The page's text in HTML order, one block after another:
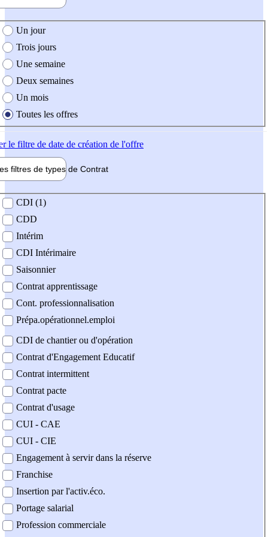
création de l'offre
Un jour
Trois jours
Une semaine
Deux semaines
Un mois
Toutes les offres
le filtre de date de création de l'offre
filtres de types de Contrat
contrat
CDI (1)
CDD
Intérim
CDI Intérimaire
Saisonnier
Contrat apprentissage
Cont. professionnalisation
Prépa.opérationnel.emploi
CDI de chantier ou d'opération
Contrat d'Engagement Educatif
Contrat intermittent
Contrat pacte
Contrat d'usage
CUI - CAE
CUI - CIE
Engagement à servir dans la réserve
Franchise
Insertion par l'activ.éco.
Portage salarial
Profession commerciale